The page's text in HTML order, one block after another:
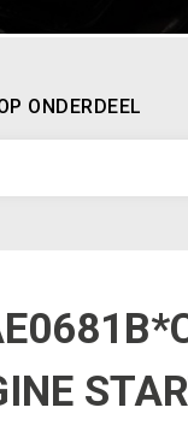
ONDERDEEL